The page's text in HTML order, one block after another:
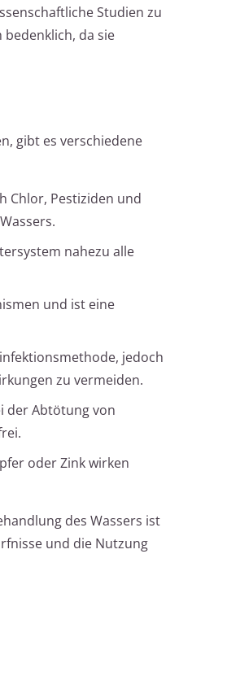
Studien zu
da sie
gibt es verschiedene
Chlor, Pestiziden und
nahezu alle
und ist eine
jedoch
zu vermeiden.
der Abtötung von
oder Zink wirken
des Wassers ist
und die Nutzung